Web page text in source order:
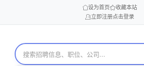
设为首页
收藏本站
立即注册点击登录